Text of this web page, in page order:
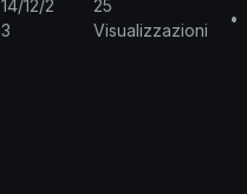
14/12/2
3
25
Visualizzazioni
•